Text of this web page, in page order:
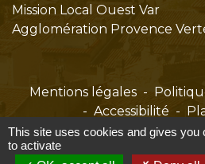
Mission Local Ouest Var
Agglomération Provence
Mentions légales -
- Accessibilité -
Gestion des
This site uses cookies and gives you
to activate